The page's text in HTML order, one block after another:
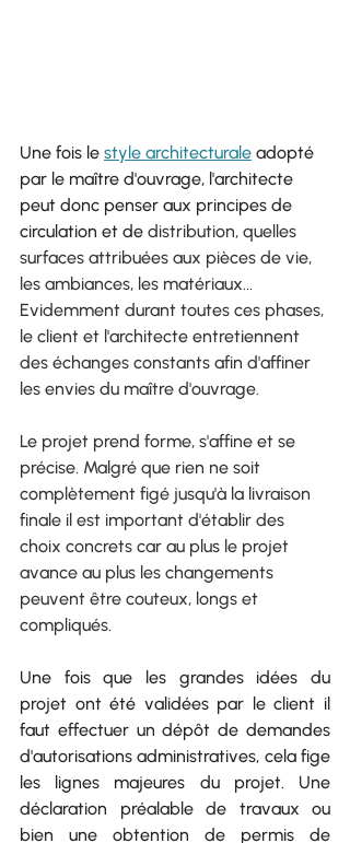
Une fois le style architecturale adopté
par le maître d'ouvrage, l'architecte
peut donc penser aux principes de
circulation et de distribution, quelles
surfaces attribuées aux pièces de vie,
les ambiances, les matériaux...
Evidemment durant toutes ces phases,
le client et l'architecte entretiennent
des échanges constants afin d'affiner
les envies du maître d'ouvrage.
Le projet prend forme, s'affine et se
précise. Malgré que rien ne soit
complètement figé jusqu'à la livraison
finale il est important d'établir des
choix concrets car au plus le projet
avance au plus les changements
peuvent être couteux, longs et
compliqués.
Une fois que les grandes idées du
projet ont été validées par le client il
faut effectuer un dépôt de demandes
d'autorisations administratives, cela fige
les lignes majeures du projet. Une
déclaration préalable de travaux
ou
bien une obtention de permis de